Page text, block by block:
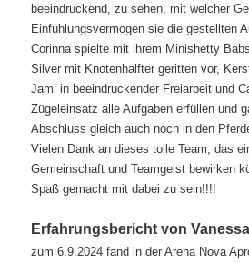
beeindruckend, zu sehen, mit welcher
Einfühlungsvermögen sie die gestellten
Corinna spielte mit ihrem Minishetty
Silver mit Knotenhalfter geritten vor,
Jami in beeindruckender Freiarbeit und
Zügeleinsatz alle Aufgaben erfüllen und
Abschluss gleich auch noch in den
Vielen Dank an dieses tolle Team, das
Gemeinschaft und Teamgeist bewirken
Spaß gemacht mit dabei zu sein!!!!
Erfahrungsbericht von
zum 6.9.2024 fand in der Arena Nova